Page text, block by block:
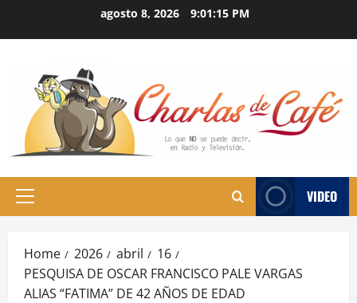
agosto 8, 2026 9:01:16 PM
Primary
VIDEO
Home 2026 abril
16
PESQUISA DE OSCAR FRANCISCO PALE VARGAS
ALIAS “FATIMA” DE 42 AÑOS DE EDAD